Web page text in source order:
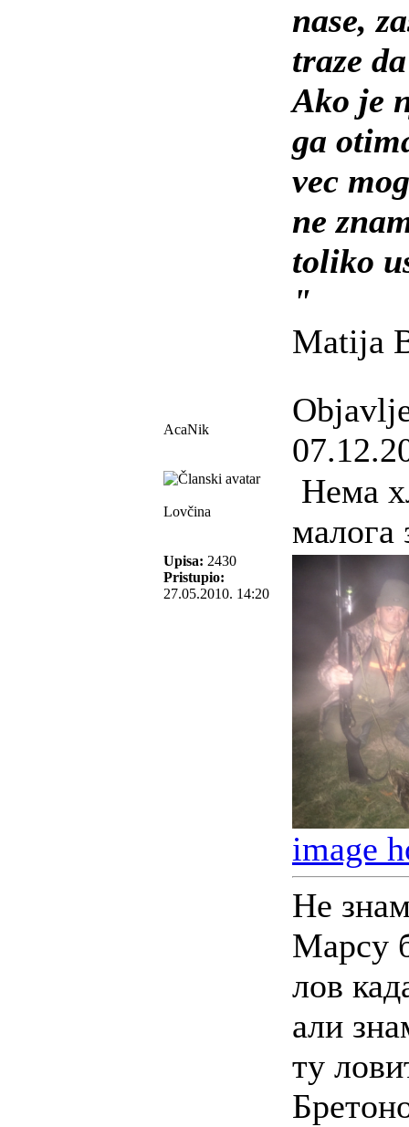
nase,
traze
Ako je
ga
vec
ne
toliko
"
Matija
AcaNik
Lovčina
Upisa: 2430
Pristupio:
27.05.2010. 14:20
Нема
малога
image
Не
Марсу
лов
али
ту